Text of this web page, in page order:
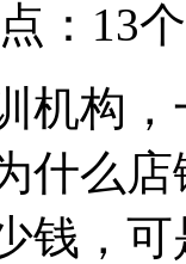
：13个
机构
什么
钱，